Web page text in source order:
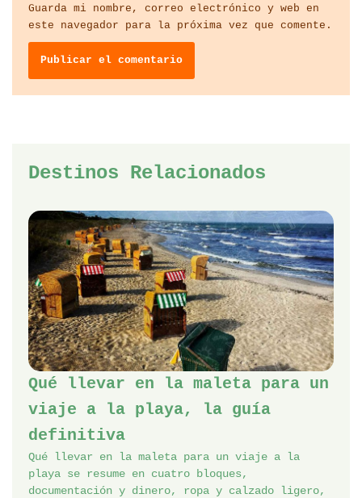
Guarda mi nombre, correo electrónico y web en
este navegador para la próxima vez que comente.
Destinos Relacionados
Qué llevar en la maleta para un
viaje a la playa, la guía
definitiva
Qué llevar en la maleta para un viaje a la
playa se resume en cuatro bloques,
documentación y dinero, ropa y calzado ligero,